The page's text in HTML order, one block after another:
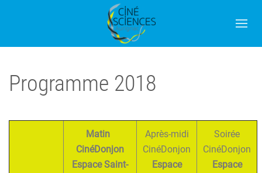
Programme 2018
Matin
CinéDonjon
Espace Saint-
Après-midi
CinéDonjon
Espace
Soirée
CinéDonjon
Espace